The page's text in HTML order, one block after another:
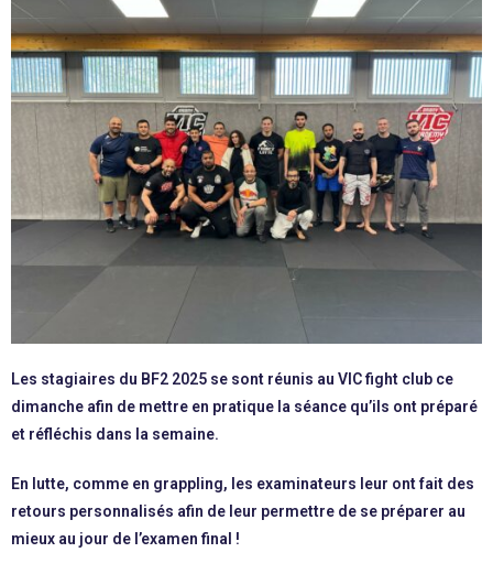
Les stagiaires du BF2 2025 se sont réunis au VIC fight club ce
dimanche afin de mettre en pratique la séance qu’ils ont préparé
et réfléchis dans la semaine.
En lutte, comme en grappling, les examinateurs leur ont fait des
retours personnalisés afin de leur permettre de se préparer au
mieux au jour de l’examen final !